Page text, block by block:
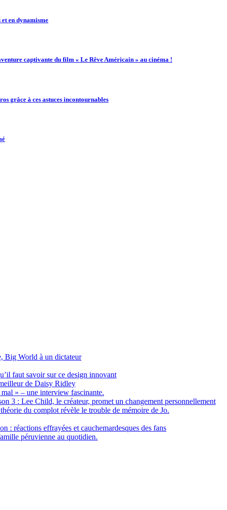
en dynamisme
captivante du film « Le Rêve Américain » au cinéma !
grâce à ces astuces incontournables
Big World à un dictateur
faut savoir sur ce design innovant
de Daisy Ridley
» – une interview fascinante.
3 : Lee Child, le créateur, promet un changement personnellement
du complot révèle le trouble de mémoire de Jo.
: réactions effrayées et cauchemardesques des fans
péruvienne au quotidien.